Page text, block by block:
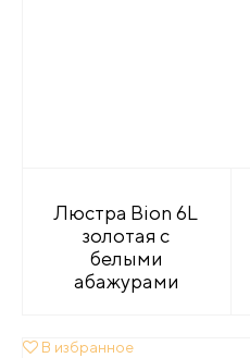
Люстра Bion 6L
золотая с
белыми
абажурами
В избранное